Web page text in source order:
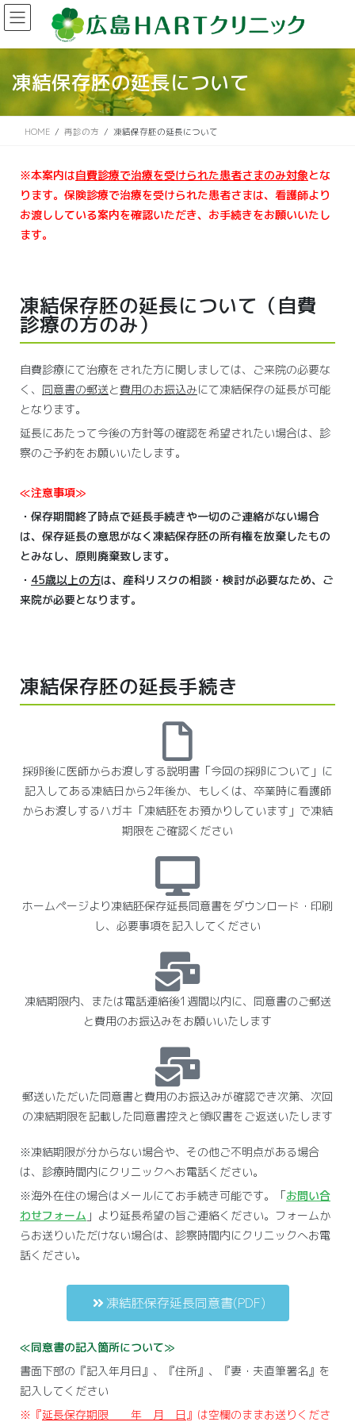
凍結保存胚の延長について
HOME 再診の方 凍結保存胚の延長について
※本案内は自費診療で治療を受けられた患者さまのみ対象とな
ります。保険診療で治療を受けられた患者さまは、看護師より
お渡ししている案内を確認いただき、お手続きをお願いいたし
ます。
凍結保存胚の延長について（自費
診療の方のみ）
自費診療にて治療をされた方に関しましては、ご来院の必要な
く、 同意書の郵送と費用のお振込みにて凍結保存の延長が可能
となります。
延長にあたって今後の方針等の確認を希望されたい場合は、診
察のご予約をお願いいたします。
≪注意事項≫
・保存期間終了時点で延長手続きや一切のご連絡がない場合
は、保存延長の意思がなく凍結保存胚の所有権を放棄したもの
とみなし、原則廃棄致します。
・ 45歳以上の方は、産科リスクの相談・検討が必要なため、ご
来院が必要となります。
凍結保存胚の延長手続き
採卵後に医師からお渡しする説明書「今回の採卵について」に
記入してある凍結日から2年後か、もしくは、卒業時に看護師
からお渡しするハガキ「凍結胚をお預かりしています」で凍結
期限をご確認ください
ホームページより凍結胚保存延長同意書をダウンロード・印刷
し、必要事項を記入してください
凍結期限内、または電話連絡後1週間以内に、同意書のご郵送
と費用のお振込みをお願いいたします
郵送いただいた同意書と費用のお振込みが確認でき次第、次回
の凍結期限を記載した同意書控えと領収書をご返送いたします
※凍結期限が分からない場合や、その他ご不明点がある場合
は、診療時間内にクリニックへお電話ください。
※海外在住の場合はメールにてお手続き可能です。「お問い合
わせフォーム 」より延長希望の旨ご連絡ください。フォームか
らお送りいただけない場合は、診察時間内にクリニックへお電
話ください。
凍結胚保存延長同意書(PDF)
≪同意書の記入箇所について≫
書面下部の『記入年月日』、『住所』、『妻・夫直筆署名』を
記入してください
※『延長保存期限 年 月 日』は空欄のままお送りくださ